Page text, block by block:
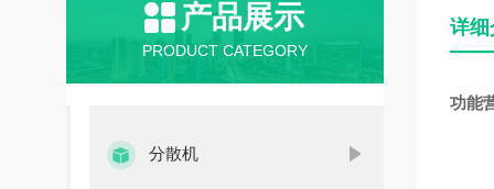
产品展示
PRODUCT CATEGORY
分散机
详细
功能